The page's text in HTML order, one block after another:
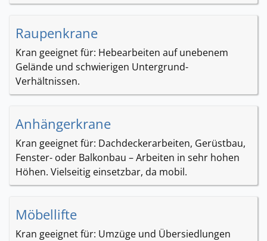
Raupenkrane
Kran geeignet für: Hebearbeiten auf unebenem
Gelände und schwierigen Untergrund-
Verhältnissen.
Anhängerkrane
Kran geeignet für: Dachdeckerarbeiten, Gerüstbau,
Fenster- oder Balkonbau – Arbeiten in sehr hohen
Höhen. Vielseitig einsetzbar, da mobil.
Möbellifte
Kran geeignet für: Umzüge und Übersiedlungen